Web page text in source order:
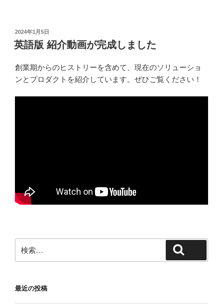
投
稿
日:
2024年1月5日
英語版 紹介動画が完成しました
創業期からのヒストリーを含めて、現在のソリューショ
ンとプロダクトを紹介しています。ぜひご覧ください！
索:
最近の投稿